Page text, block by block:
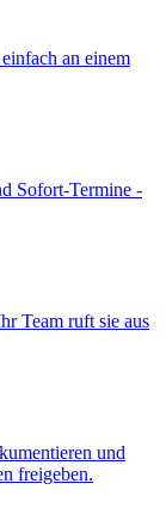
an einem
Sofort-Termine -
Team ruft sie aus
und
freigeben.